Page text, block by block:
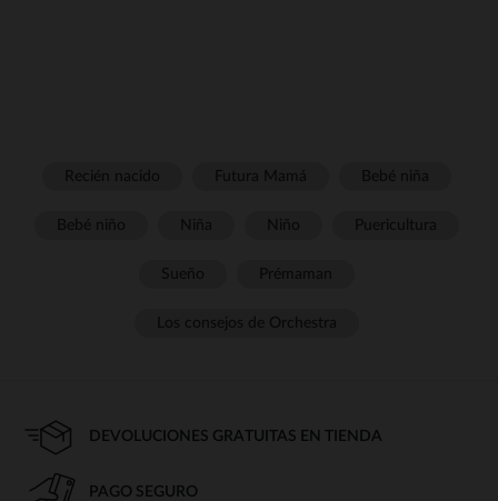
DEVOLUCIONES GRATUITAS EN TIENDA
PAGO SEGURO